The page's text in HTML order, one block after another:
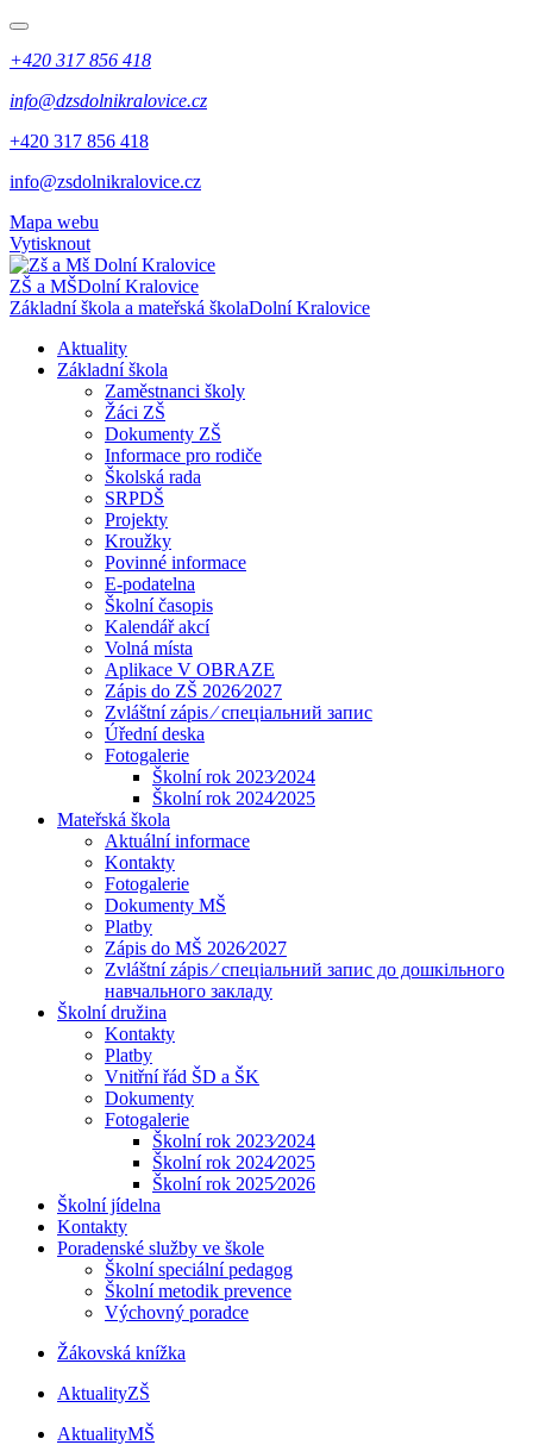
+420 317 856 418
info@dzsdolnikralovice.cz
+420 317 856 418
info@zsdolnikralovice.cz
Mapa webu
Vytisknout
ZŠ a MŠDolní Kralovice
Základní škola a mateřská školaDolní Kralovice
Aktuality
Základní škola
Zaměstnanci školy
Žáci ZŠ
Dokumenty ZŠ
Informace pro rodiče
Školská rada
SRPDŠ
Projekty
Kroužky
Povinné informace
E-podatelna
Školní časopis
Kalendář akcí
Volná místa
Aplikace V OBRAZE
Zápis do ZŠ 2026⁄2027
Zvláštní zápis ⁄ спеціальний запис
Úřední deska
Fotogalerie
Školní rok 2023⁄2024
Školní rok 2024⁄2025
Mateřská škola
Aktuální informace
Kontakty
Fotogalerie
Dokumenty MŠ
Platby
Zápis do MŠ 2026⁄2027
Zvláštní zápis ⁄ спеціальний запис до дошкільного
навчального закладу
Školní družina
Kontakty
Platby
Vnitřní řád ŠD a ŠK
Dokumenty
Fotogalerie
Školní rok 2023⁄2024
Školní rok 2024⁄2025
Školní rok 2025⁄2026
Školní jídelna
Kontakty
Poradenské služby ve škole
Školní speciální pedagog
Školní metodik prevence
Výchovný poradce
Žákovská knížka
AktualityZŠ
AktualityMŠ